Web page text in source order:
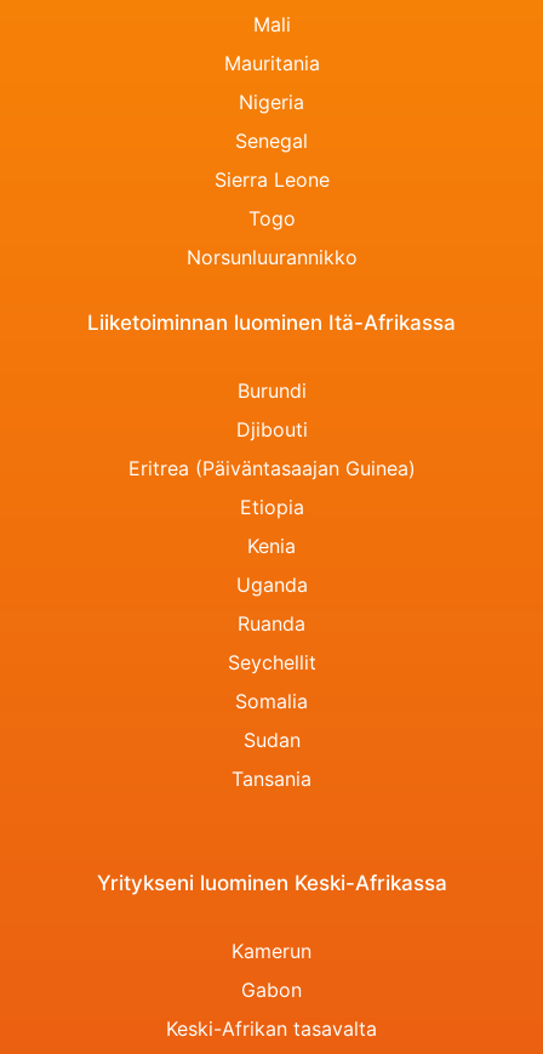
Mali
Mauritania
Nigeria
Senegal
Sierra Leone
Togo
Norsunluurannikko
Liiketoiminnan luominen Itä-Afrikassa
Burundi
Djibouti
Eritrea (Päiväntasaajan Guinea)
Etiopia
Kenia
Uganda
Ruanda
Seychellit
Somalia
Sudan
Tansania
Yritykseni luominen Keski-Afrikassa
Kamerun
Gabon
Keski-Afrikan tasavalta